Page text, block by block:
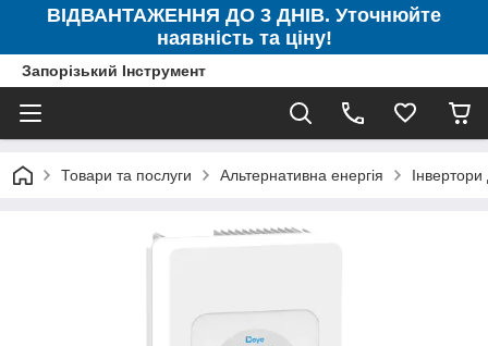
ВІДВАНТАЖЕННЯ ДО 3 ДНІВ. Уточнюйте
наявність та ціну!
Запорізький Інструмент
Товари та послуги Альтернативна енергія